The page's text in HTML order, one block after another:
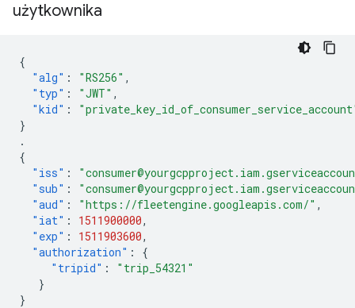
użytkownika
{
"alg" : "RS256" ,
"typ" : "JWT" ,
"kid" :
}
.
{
"iss" :
"sub" :
"aud" : "https://fleetengine.googleapis.com/" ,
"iat" : 1511900000,
"exp" : 1511903600,
"authorization" :
{
"tripid" :
"trip_54321"
}
}